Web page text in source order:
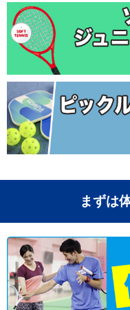
まずは